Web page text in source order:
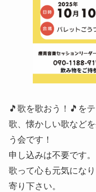
🎵歌を歌おう！🎵を
歌、懐かしい歌など
う会です！
申し込みは不要です。
歌って心も元気にな
寄り下さい。